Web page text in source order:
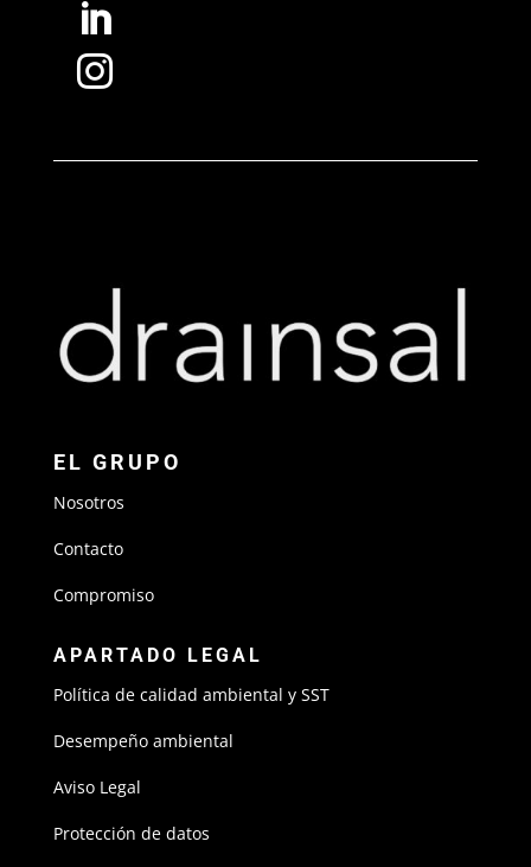


EL GRUPO
Nosotros
Contacto
Compromiso
APARTADO LEGAL
Política de calidad ambiental y SST
Desempeño ambiental
Aviso Legal
Protección de datos